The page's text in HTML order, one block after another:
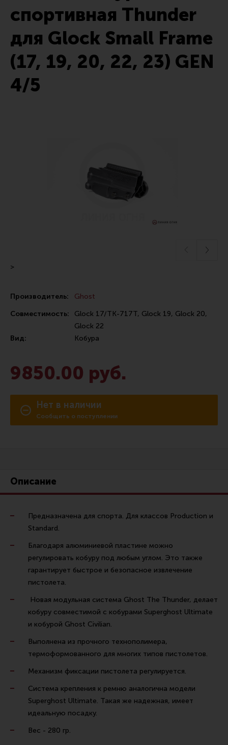
Тактические рукоятки
Аксессуары для цевья
Дульные устройства
Органы управления
Магазин для тех, кто стреляет
Снаряжение для IPSC
Стрелковые таймеры
Другие аксессуары IPSC
Экипировка
Пневматика
Стрелковые очки
Стрелковые наушники
Кобуры
Подсумки
Перчатки
Разгрузочные системы и защита
Защита головы
Тактическая медицина
Чехлы, рюкзаки, сумки
спортивная Thunder
для Glock Small Frame
(17, 19, 20, 22, 23) GEN
4/5
>
Производитель:
Ghost
Совместимость:
Glock 17/TK-717T, Glock 19, Glock 20,
Glock 22
Вид:
Кобура
9850.00 руб.
Нет в наличии
Сообщить о поступлении
Описание
Предназначена для спорта. Для классов Production и
Standard.
Благодаря алюминиевой пластине можно
регулировать кобуру под любым углом. Это также
гарантирует быстрое и безопасное извлечение
пистолета.
Новая модульная система Ghost The Thunder, делает
кобуру совместимой с кобурами Superghost Ultimate
и кобурой Ghost Civilian.
Выполнена из прочного технополимера,
термоформованного для многих типов пистолетов.
Механизм фиксации пистолета регулируется.
Система крепления к ремню аналогична модели
Superghost Ultimate. Такая же надежная, имеет
идеальную посадку.
Вес - 280 гр.